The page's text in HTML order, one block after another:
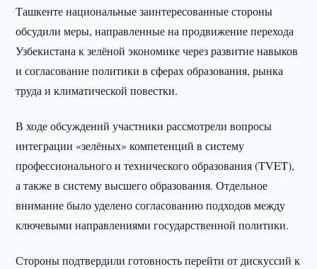
Ташкенте национальные заинтересованные стороны
обсудили меры, направленные на продвижение перехода
Узбекистана к зелёной экономике через развитие навыков
и согласование политики в сферах образования, рынка
труда и климатической повестки.
В ходе обсуждений участники рассмотрели вопросы
интеграции «зелёных» компетенций в систему
профессионального и технического образования (TVET),
а также в систему высшего образования. Отдельное
внимание было уделено согласованию подходов между
ключевыми направлениями государственной политики.
Стороны подтвердили готовность перейти от дискуссий к